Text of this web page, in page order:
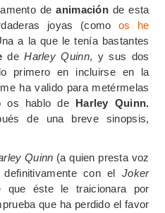
deanimación de esta
joyas (como os he
a la que le tenía bastantes
deHarley Quinn, y sus dos
primero en incluirse en la
ha valido para metérmelas
os hablo de Harley Quinn.
de una breve sinopsis,
Quinn (a quien presta voz
con el Joker
que éste le traicionara por
que ha perdido el favor